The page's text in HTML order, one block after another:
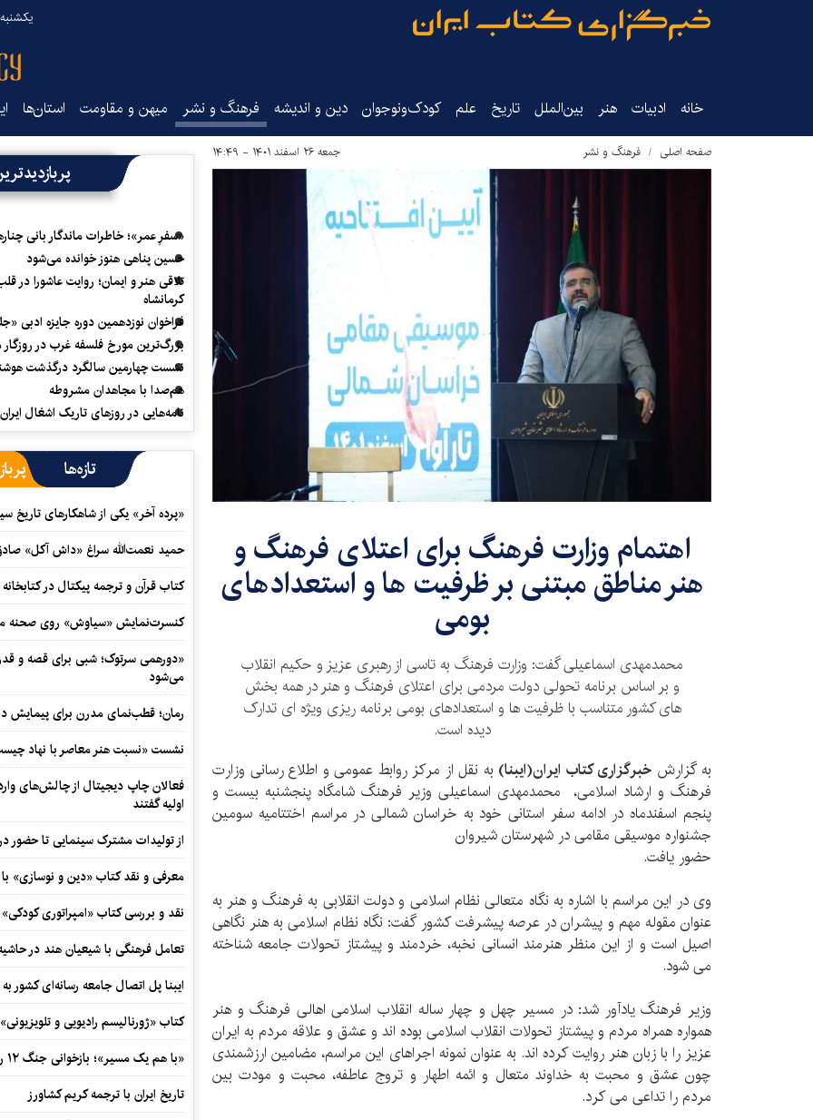
یکشنبه ۱۸ مرداد
خانه ادبیات هنر بین‌الملل تاریخ‌ علم کودک‌ونوجوان دین و اندیشه فرهنگ و نشر میهن و مقاومت استان‌ها
صفحه اصلی فرهنگ و نشر جمعه ۲۶ اسفند ۱۴۰۱ - ۱۴:۴۹
اهتمام وزارت فرهنگ برای اعتلای فرهنگ و
هنر مناطق مبتنی بر ظرفیت ها و استعدادهای
بومی
محمدمهدی اسماعیلی گفت: وزارت فرهنگ به تاسی از رهبری عزیز و حکیم انقلاب
و بر اساس برنامه تحولی دولت مردمی برای اعتلای فرهنگ و هنر در همه بخش
های کشور متناسب با ظرفیت ها و استعدادهای بومی برنامه ریزی ویژه ای تدارک
دیده است.
به گزارش خبرگزاری کتاب ایران(ایبنا) به نقل از مرکز روابط عمومی و اطلاع رسانی وزارت
فرهنگ و ارشاد اسلامی، محمدمهدی اسماعیلی وزیر فرهنگ شامگاه پنجشنبه بیست و
پنجم اسفندماه در ادامه سفر استانی خود به خراسان شمالی در مراسم اختتامیه سومین
جشنواره موسیقی مقامی در شهرستان شیروان
حضور یافت.
وی در این مراسم با اشاره به نگاه متعالی نظام اسلامی و دولت انقلابی به فرهنگ و هنر به
عنوان مقوله مهم و پیشران در عرصه پیشرفت کشور گفت: نگاه نظام اسلامی به هنر نگاهی
اصیل است و از این منظر هنرمند انسانی نخبه، خردمند و پیشتاز تحولات جامعه شناخته
می شود.
وزیر فرهنگ یادآور شد: در مسیر چهل و چهار ساله انقلاب اسلامی اهالی فرهنگ و هنر
همواره همراه مردم و پیشتاز تحولات انقلاب اسلامی بوده اند و عشق و علاقه مردم به ایران
عزیز را با زبان هنر روایت کرده اند. به عنوان نمونه اجراهای این مراسم، مضامین ارزشمندی
چون عشق و محبت به خداوند متعال و ائمه اطهار و تروج عاطفه، محبت و مودت بین
مردم را تداعی می کرد.
«سفرِ عمر»؛ خاطرات ماندگار بانی
حسین پناهی هنوز خوانده می‌شود
تلاقی هنر و ایمان؛ روایت عاشورا در
کرمانشاه
فراخوان نوزدهمین دوره جایزه ادبی
بزرگ‌ترین مورخ فلسفه غرب در روزگار
نشست چهارمین سالگرد درگذشت
هم‌صدا با مجاهدان مشروطه
نامه‌هایی در روزهای تاریک اشغال ایران
تازه‌ها
«پرده آخر» یکی از شاهکارهای تاریخ
حمید نعمت‌‏الله سراغ «داش آکل»
کتاب قرآن و ترجمه پیکتال در
کنسرت‌نمایش «سیاوش» روی صحنه
«دورهمی سرتوک؛ شبی برای قصه و
می‌شود
رمان؛ قطب‌نمای مدرن برای پیمایش
نشست «نسبت هنر معاصر با نهاد
فعالان چاپ دیجیتال از چالش‌های
اولیه گفتند
از تولیدات مشترک سینمایی تا حضور
معرفی و نقد کتاب «دین و نوسازی»
نقد و بررسی کتاب «امپراتوری کودکی»
تعامل فرهنگی با شیعیان هند در
ایبنا پل اتصال جامعه رسانه‌ای کشور
کتاب «ژورنالیسم رادیویی و تلویزیونی»
«با هم یک مسیر»؛ بازخوانی جنگ ۱۲ روزه در قاب یک رمان کوتاه
تاریخ ایران با ترجمه کریم کشاورز